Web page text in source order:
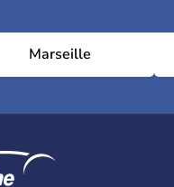
Marseille